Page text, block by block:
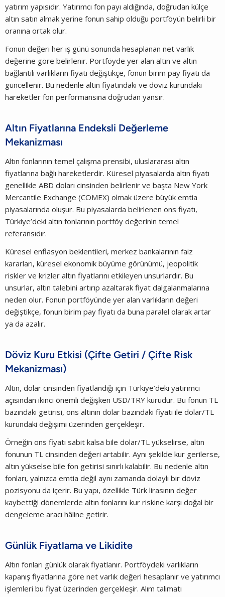
yatırım yapısıdır. Yatırımcı fon payı aldığında, doğrudan külçe
altın satın almak yerine fonun sahip olduğu portföyün belirli bir
oranına ortak olur.
Fonun değeri her iş günü sonunda hesaplanan net varlık
değerine göre belirlenir. Portföyde yer alan altın ve altın
bağlantılı varlıkların fiyatı değiştikçe, fonun birim pay fiyatı da
güncellenir. Bu nedenle altın fiyatındaki ve döviz kurundaki
hareketler fon performansına doğrudan yansır.
Altın Fiyatlarına Endeksli Değerleme
Mekanizması
Altın fonlarının temel çalışma prensibi, uluslararası altın
fiyatlarına bağlı hareketlerdir. Küresel piyasalarda altın fiyatı
genellikle ABD doları cinsinden belirlenir ve başta New York
Mercantile Exchange (COMEX) olmak üzere büyük emtia
piyasalarında oluşur. Bu piyasalarda belirlenen ons fiyatı,
Türkiye’deki altın fonlarının portföy değerinin temel
referansıdır.
Küresel enflasyon beklentileri, merkez bankalarının faiz
kararları, küresel ekonomik büyüme görünümü, jeopolitik
riskler ve krizler altın fiyatlarını etkileyen unsurlardır. Bu
unsurlar, altın talebini artırıp azaltarak fiyat dalgalanmalarına
neden olur. Fonun portföyünde yer alan varlıkların değeri
değiştikçe, fonun birim pay fiyatı da buna paralel olarak artar
ya da azalır.
Döviz Kuru Etkisi (Çifte Getiri / Çifte Risk
Mekanizması)
Altın, dolar cinsinden fiyatlandığı için Türkiye’deki yatırımcı
açısından ikinci önemli değişken USD/TRY kurudur. Bu fonun TL
bazındaki getirisi, ons altının dolar bazındaki fiyatı ile dolar/TL
kurundaki değişimi üzerinden gerçekleşir.
Örneğin ons fiyatı sabit kalsa bile dolar/TL yükselirse, altın
fonunun TL cinsinden değeri artabilir. Aynı şekilde kur gerilerse,
altın yükselse bile fon getirisi sınırlı kalabilir. Bu nedenle altın
fonları, yalnızca emtia değil aynı zamanda dolaylı bir döviz
pozisyonu da içerir. Bu yapı, özellikle Türk lirasının değer
kaybettiği dönemlerde altın fonlarını kur riskine karşı doğal bir
dengeleme aracı hâline getirir.
Günlük Fiyatlama ve Likidite
Altın fonları günlük olarak fiyatlanır. Portföydeki varlıkların
kapanış fiyatlarına göre net varlık değeri hesaplanır ve yatırımcı
işlemleri bu fiyat üzerinden gerçekleşir. Alım talimatı